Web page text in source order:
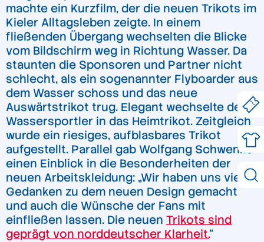
machte ein Kurzfilm, der die neuen Trikots im
Kieler Alltagsleben zeigte. In einem
fließenden Übergang wechselten die Blicke
vom Bildschirm weg in Richtung Wasser. Da
staunten die Sponsoren und Partner nicht
schlecht, als ein sogenannter Flyboarder aus
dem Wasser schoss und das neue
Auswärtstrikot trug. Elegant wechselte der
Wassersportler in das Heimtrikot. Zeitgleich
wurde ein riesiges, aufblasbares Trikot
aufgestellt. Parallel gab Wolfgang Schwenke
einen Einblick in die Besonderheiten der
neuen Arbeitskleidung: „Wir haben uns viele
Gedanken zu dem neuen Design gemacht
und auch die Wünsche der Fans mit
einfließen lassen. Die neuen Trikots sind
geprägt von norddeutscher Klarheit.“